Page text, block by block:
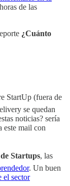
de las
¿Cuánto
StartUp (fuera de
se quedan
noticias? sería
este mail con
Startups, las
. Un buen
el sector